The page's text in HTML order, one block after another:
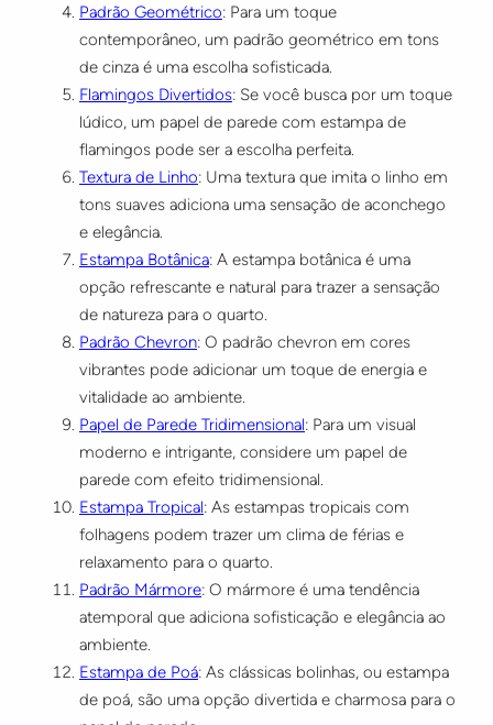
Padrão Geométrico: Para um toque
contemporâneo, um padrão geométrico em tons
de cinza é uma escolha sofisticada.
Flamingos Divertidos: Se você busca por um toque
lúdico, um papel de parede com estampa de
flamingos pode ser a escolha perfeita.
Textura de Linho: Uma textura que imita o linho em
tons suaves adiciona uma sensação de aconchego
e elegância.
Estampa Botânica: A estampa botânica é uma
opção refrescante e natural para trazer a sensação
de natureza para o quarto.
Padrão Chevron: O padrão chevron em cores
vibrantes pode adicionar um toque de energia e
vitalidade ao ambiente.
Papel de Parede Tridimensional: Para um visual
moderno e intrigante, considere um papel de
parede com efeito tridimensional.
Estampa Tropical: As estampas tropicais com
folhagens podem trazer um clima de férias e
relaxamento para o quarto.
Padrão Mármore: O mármore é uma tendência
atemporal que adiciona sofisticação e elegância ao
ambiente.
Estampa de Poá: As clássicas bolinhas, ou estampa
de poá, são uma opção divertida e charmosa para o